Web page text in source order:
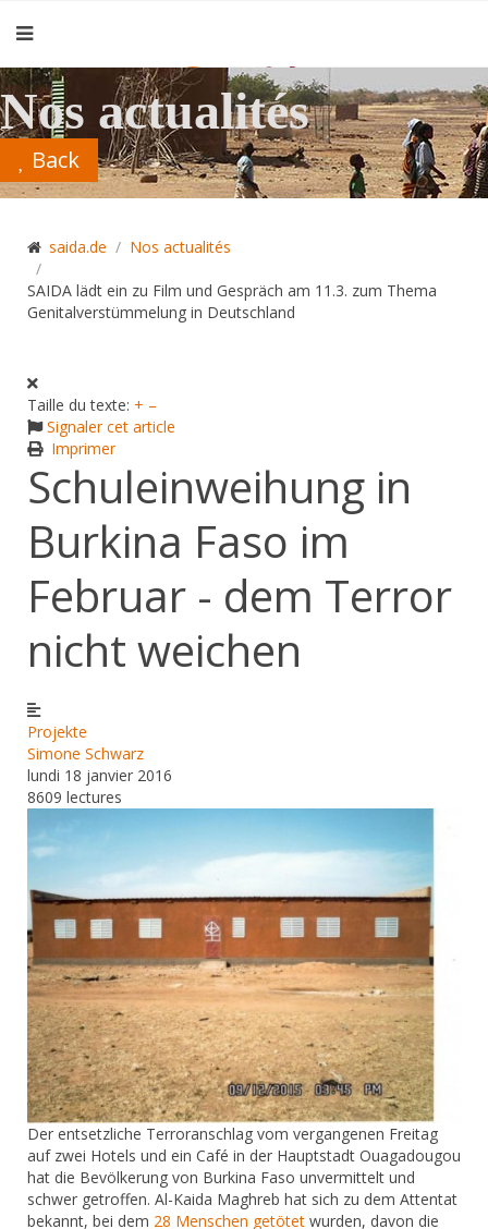
Nos actualités
Back
saida.de Nos actualités
SAIDA lädt ein zu Film und Gespräch am 11.3. zum Thema
Genitalverstümmelung in Deutschland
Taille du texte: + –
Signaler cet article
Imprimer
Schuleinweihung in
Burkina Faso im
Februar - dem Terror
nicht weichen
Projekte
Simone Schwarz
lundi 18 janvier 2016
8609 lectures
Der entsetzliche Terroranschlag vom vergangenen Freitag
auf zwei Hotels und ein Café in der Hauptstadt Ouagadougou
hat die Bevölkerung von Burkina Faso unvermittelt und
schwer getroffen. Al-Kaida Maghreb hat sich zu dem Attentat
bekannt, bei dem 28 Menschen getötet wurden, davon die